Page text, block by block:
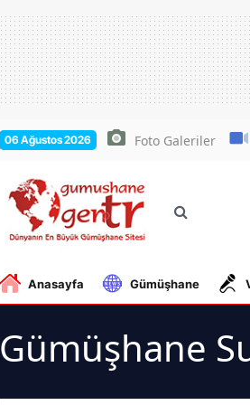
06 Ağustos 2026 Foto Galeriler
Anasayfa Gümüşhane
Gümüşhane